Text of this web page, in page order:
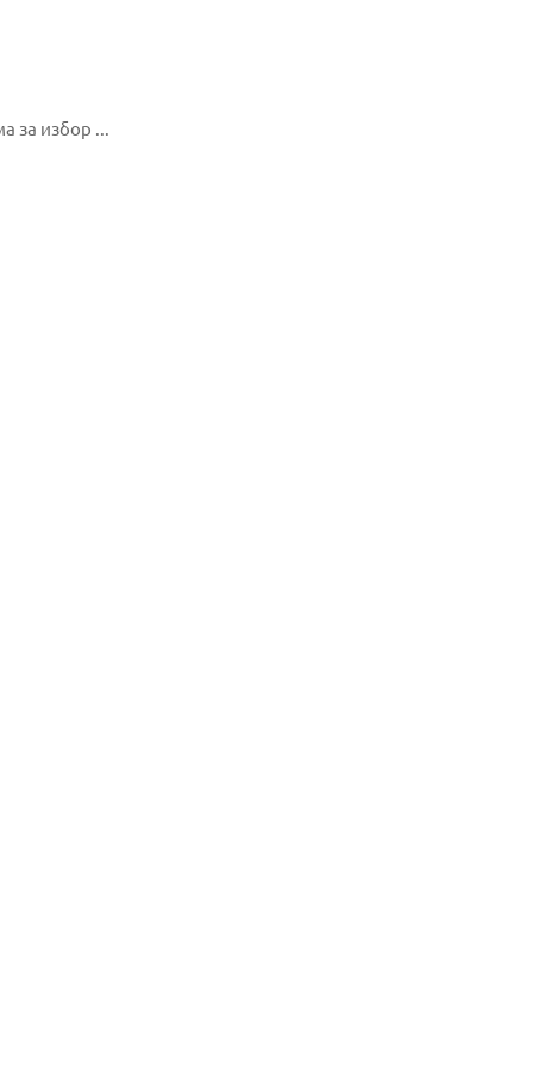
за избор ...